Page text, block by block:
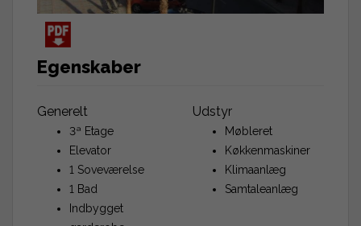
Egenskaber
Generelt
3ª Etage
Elevator
1 Soveværelse
1 Bad
Indbygget
Udstyr
Møbleret
Køkkenmaskiner
Klimaanlæg
Samtaleanlæg